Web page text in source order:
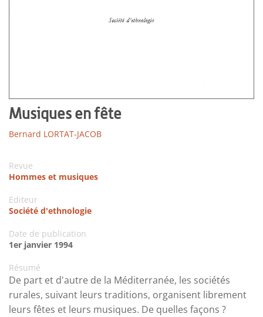
Musiques en fête
Bernard LORTAT-JACOB
Revue
Hommes et musiques
Editeur
Société d'ethnologie
Date de publication
1er janvier 1994
Résumé
De part et d'autre de la Méditerranée, les sociétés
rurales, suivant leurs traditions, organisent librement
leurs fêtes et leurs musiques. De quelles façons ?